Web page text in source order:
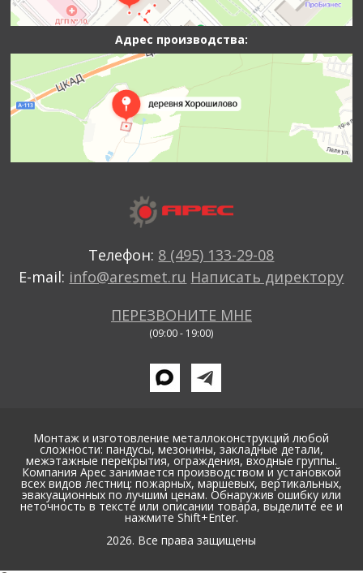
Адрес производства:
Телефон: 8 (495) 133-29-08
E-mail: info@aresmet.ru Написать директору
ПЕРЕЗВОНИТЕ МНЕ
(09:00 - 19:00)
Монтаж и изготовление металлоконструкций любой
сложности: пандусы, мезонины, закладные детали,
межэтажные перекрытия, ограждения, входные группы.
Компания Арес занимается производством и установкой
всех видов лестниц: пожарных, маршевых, вертикальных,
эвакуационных по лучшим ценам. Обнаружив ошибку или
неточность в тексте или описании товара, выделите ее и
нажмите Shift+Enter.
2026. Все права защищены